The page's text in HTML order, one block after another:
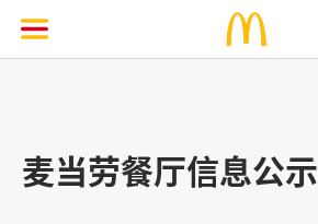
麦当劳餐厅信息公示